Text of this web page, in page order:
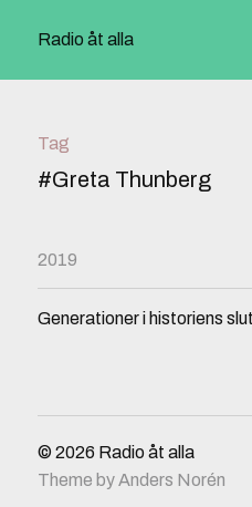
Radio åt alla
Tag
#Greta Thunberg
2019
Generationer i historiens slut
© 2026 Radio åt alla
Theme byAnders Norén